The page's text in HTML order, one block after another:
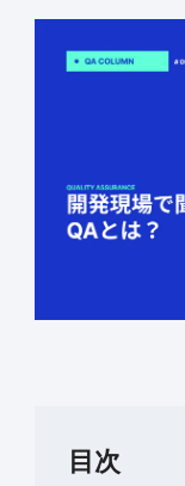
目次